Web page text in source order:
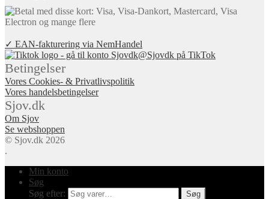
✓ EAN-fakturering via NemHandel
@Sjovdk på TikTok
Betingelser
Vores Cookies- & Privatlivspolitik
Vores handelsbetingelser
Sjov.dk
Om Sjov
Se webshoppen
© Sjov.dk 2026
.
Min konto
Søg
Søg efter:
Søg